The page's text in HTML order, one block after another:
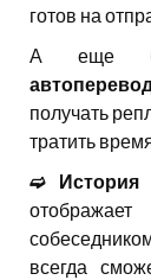
готов на
А еще
получать
тратить
➫⠀История
всегда